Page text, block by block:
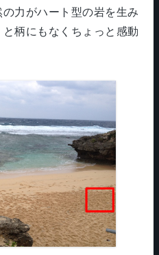
力がハート型の岩を生み
柄にもなくちょっと感動